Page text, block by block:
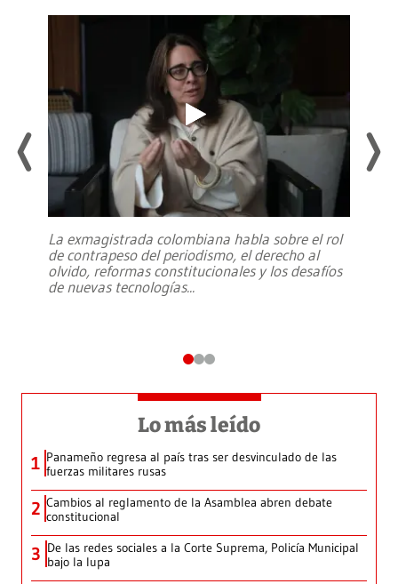
La exmagistrada colombiana habla sobre el rol
de contrapeso del periodismo, el derecho al
olvido, reformas constitucionales y los desafíos
de nuevas tecnologías...
Lo más leído
1 Panameño regresa al país tras ser desvinculado de las
fuerzas militares rusas
2 Cambios al reglamento de la Asamblea abren debate
constitucional
3 De las redes sociales a la Corte Suprema, Policía Municipal
bajo la lupa